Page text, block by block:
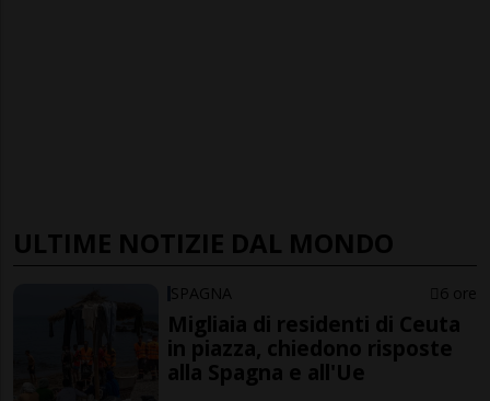
ULTIME NOTIZIE DAL MONDO
SPAGNA 6 ore
Migliaia di residenti di Ceuta
in piazza, chiedono risposte
alla Spagna e all'Ue